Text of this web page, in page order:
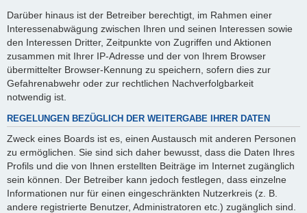
Darüber hinaus ist der Betreiber berechtigt, im Rahmen einer
Interessenabwägung zwischen Ihren und seinen Interessen sowie
den Interessen Dritter, Zeitpunkte von Zugriffen und Aktionen
zusammen mit Ihrer IP-Adresse und der von Ihrem Browser
übermittelter Browser-Kennung zu speichern, sofern dies zur
Gefahrenabwehr oder zur rechtlichen Nachverfolgbarkeit
notwendig ist.
REGELUNGEN BEZÜGLICH DER WEITERGABE IHRER DATEN
Zweck eines Boards ist es, einen Austausch mit anderen Personen
zu ermöglichen. Sie sind sich daher bewusst, dass die Daten Ihres
Profils und die von Ihnen erstellten Beiträge im Internet zugänglich
sein können. Der Betreiber kann jedoch festlegen, dass einzelne
Informationen nur für einen eingeschränkten Nutzerkreis (z. B.
andere registrierte Benutzer, Administratoren etc.) zugänglich sind.